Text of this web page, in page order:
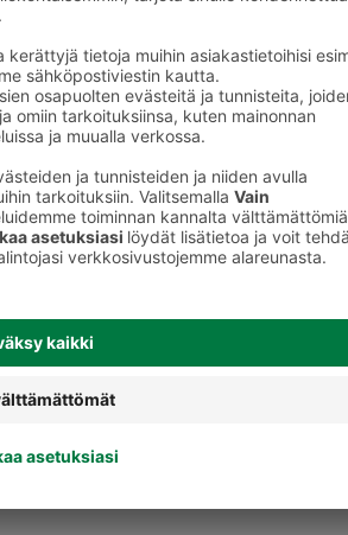
rypäletuotteet